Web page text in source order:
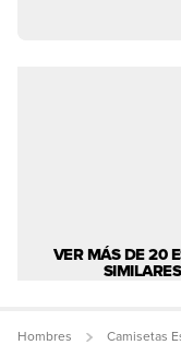
VER MÁS DE 20
SIMILARES
Hombres Camisetas